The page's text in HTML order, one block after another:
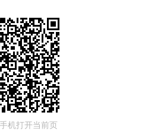
机打开当前页